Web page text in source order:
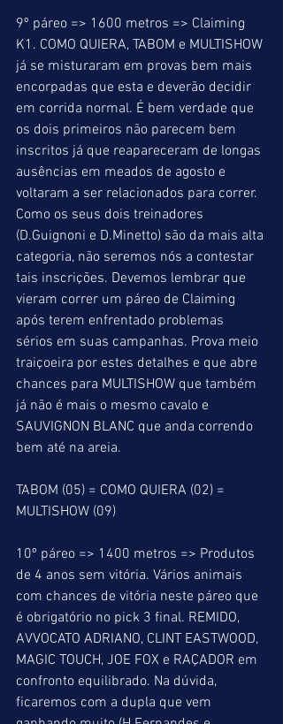
9º páreo => 1600 metros => Claiming
K1. COMO QUIERA, TABOM e MULTISHOW
já se misturaram em provas bem mais
encorpadas que esta e deverão decidir
em corrida normal. É bem verdade que
os dois primeiros não parecem bem
inscritos já que reapareceram de longas
ausências em meados de agosto e
voltaram a ser relacionados para correr.
Como os seus dois treinadores
(D.Guignoni e D.Minetto) são da mais alta
categoria, não seremos nós a contestar
tais inscrições. Devemos lembrar que
vieram correr um páreo de Claiming
após terem enfrentado problemas
sérios em suas campanhas. Prova meio
traiçoeira por estes detalhes e que abre
chances para MULTISHOW que também
já não é mais o mesmo cavalo e
SAUVIGNON BLANC que anda correndo
bem até na areia.
TABOM (05) = COMO QUIERA (02) =
MULTISHOW (09)
10º páreo => 1400 metros => Produtos
de 4 anos sem vitória. Vários animais
com chances de vitória neste páreo que
é obrigatório no pick 3 final. REMIDO,
AVVOCATO ADRIANO, CLINT EASTWOOD,
MAGIC TOUCH, JOE FOX e RAÇADOR em
confronto equilibrado. Na dúvida,
ficaremos com a dupla que vem